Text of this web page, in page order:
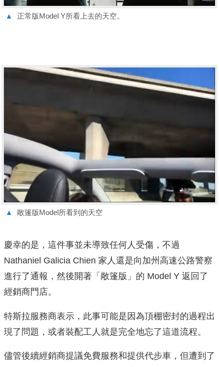
▲ 正常版Model Y所看上去的天空。
▲ 敞篷版Model所看到的天空
慶幸的是，這件事並未導致任何人受傷，不過
Nathaniel Galicia Chien 家人還是向加州高速公路警察
進行了通報，然後開著「敞篷版」的 Model Y 返回了
經銷商門店。
特斯拉服務商表示，此事可能是因為頂棚密封的過程出
現了問題，或者裝配工人就是完全地忘了這道流程。
儘管後續經銷商提議免費服務和提供代步車，但遭到了